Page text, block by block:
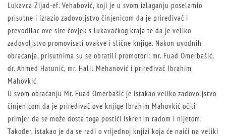
Lukavca Zijad-ef. Vehabović, koji je u svom izlaganju poselamio
prisutne i izrazio zadovoljstvo činjenicom da je priređivač i
prevodilac ove sire čovjek s lukavačkog kraja te da je veliko
zadovoljstvo promovisati ovakve i slične knjige. Nakon uvodnih
obraćanja, prisutnima su se obratili promotori: mr. Fuad Omerbašić,
dr. Ahmed Hatunić, mr. Halil Mehanović i priređivač Ibrahim
Mahovkić.
U svom obraćanju Mr. Fuad Omerbašić je istakao veliko zadovoljstvo
činjenicom da je priređivač ove knjige Ibrahim Mahovkić očiti
primjer da se može dosta toga postići iskrenim radom i nijetom.
Također, istakao je da se radi o vrijednoj knjizi koja će naići na veliki